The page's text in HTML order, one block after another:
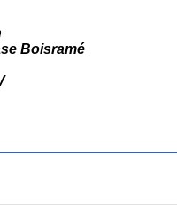
Boisramé